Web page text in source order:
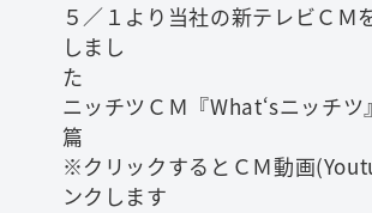
５／１より当社の新テレビＣＭ
しまし
ニッチツＣＭ『What‘sニッチツ』
※クリックするとＣＭ動画
ンクします